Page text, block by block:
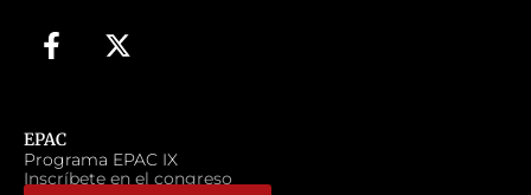
EPAC
Programa EPAC IX
Inscríbete en el congreso